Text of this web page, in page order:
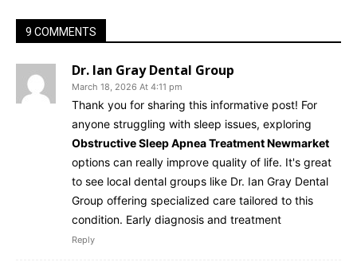
9 COMMENTS
Dr. Ian Gray Dental Group
March 18, 2026 At 4:11 pm
Thank you for sharing this informative post! For
anyone struggling with sleep issues, exploring
Obstructive Sleep Apnea Treatment Newmarket
options can really improve quality of life. It's great
to see local dental groups like Dr. Ian Gray Dental
Group offering specialized care tailored to this
condition. Early diagnosis and treatment
Reply